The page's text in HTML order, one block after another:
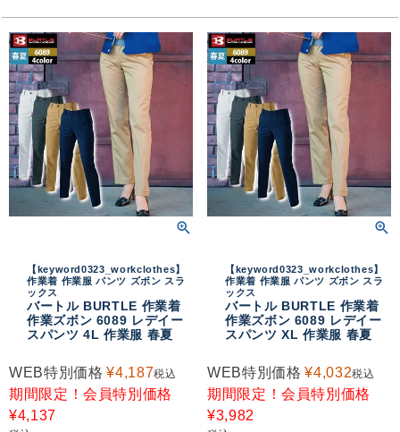
【keyword0323_workclothes】
作業着 作業服 パンツ ズボン スラ
ックス
バートル BURTLE 作業着
作業ズボン 6089 レデイー
スパンツ 4L 作業服 春夏
WEB特別価格 ¥4,187税込
期間限定！会員特別価格
¥4,137
【keyword0323_workclothes】
作業着 作業服 パンツ ズボン スラ
ックス
バートル BURTLE 作業着
作業ズボン 6089 レデイー
スパンツ XL 作業服 春夏
WEB特別価格 ¥4,032税込
期間限定！会員特別価格
¥3,982